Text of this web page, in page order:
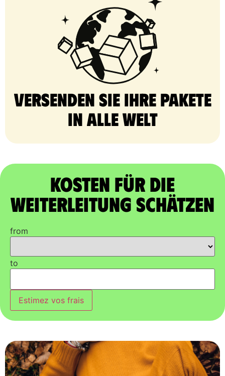
Versenden Sie Ihre Pakete
in alle Welt
Kosten für die
Weiterleitung schätzen
from
to
Estimez vos frais